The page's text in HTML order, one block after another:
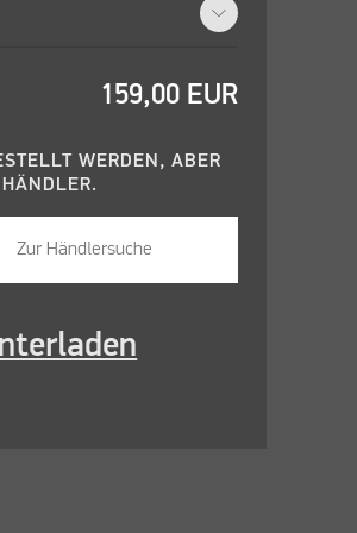
159,00 EUR
WERDEN, ABER
Zur Händlersuche